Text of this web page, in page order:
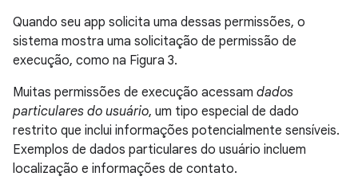
Quando seu app solicita uma dessas permissões, o
sistema mostra uma solicitação de permissão de
execução, como na Figura 3.
Muitas permissões de execução acessam dados
particulares do usuário, um tipo especial de dado
restrito que inclui informações potencialmente sensíveis.
Exemplos de dados particulares do usuário incluem
localização e informações de contato.